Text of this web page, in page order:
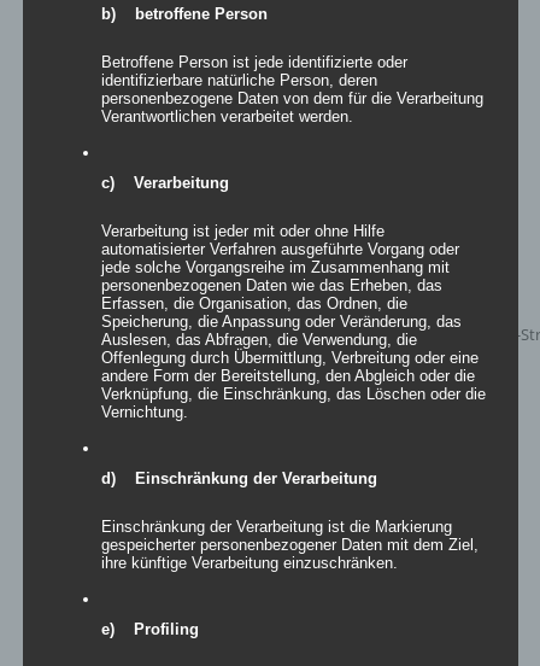
Details
zur Wunschliste
Mehrpunkt-Spannsegel Valencia
b) betroffene Person
Betroffene Person ist jede identifizierte oder
identifizierbare natürliche Person, deren
personenbezogene Daten von dem für die Verarbeitung
Verantwortlichen verarbeitet werden.
c) Verarbeitung
Verarbeitung ist jeder mit oder ohne Hilfe
automatisierter Verfahren ausgeführte Vorgang oder
jede solche Vorgangsreihe im Zusammenhang mit
personenbezogenen Daten wie das Erheben, das
Erfassen, die Organisation, das Ordnen, die
Speicherung, die Anpassung oder Veränderung, das
Auslesen, das Abfragen, die Verwendung, die
Offenlegung durch Übermittlung, Verbreitung oder eine
andere Form der Bereitstellung, den Abgleich oder die
Verknüpfung, die Einschränkung, das Löschen oder die
Vernichtung.
d) Einschränkung der Verarbeitung
Einschränkung der Verarbeitung ist die Markierung
gespeicherter personenbezogener Daten mit dem Ziel,
ihre künftige Verarbeitung einzuschränken.
e) Profiling